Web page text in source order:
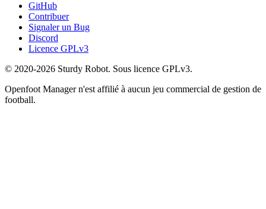
GitHub
Contribuer
Signaler un Bug
Discord
Licence GPLv3
© 2020-2026 Sturdy Robot. Sous licence GPLv3.
Openfoot Manager n'est affilié à aucun jeu commercial de gestion de
football.